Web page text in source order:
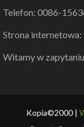
Telefon: 0086-
Strona
Witamy w zapytaniu
Kopia©2000 |